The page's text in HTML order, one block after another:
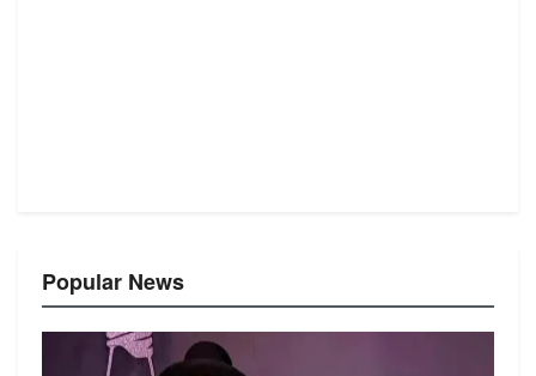
Popular News